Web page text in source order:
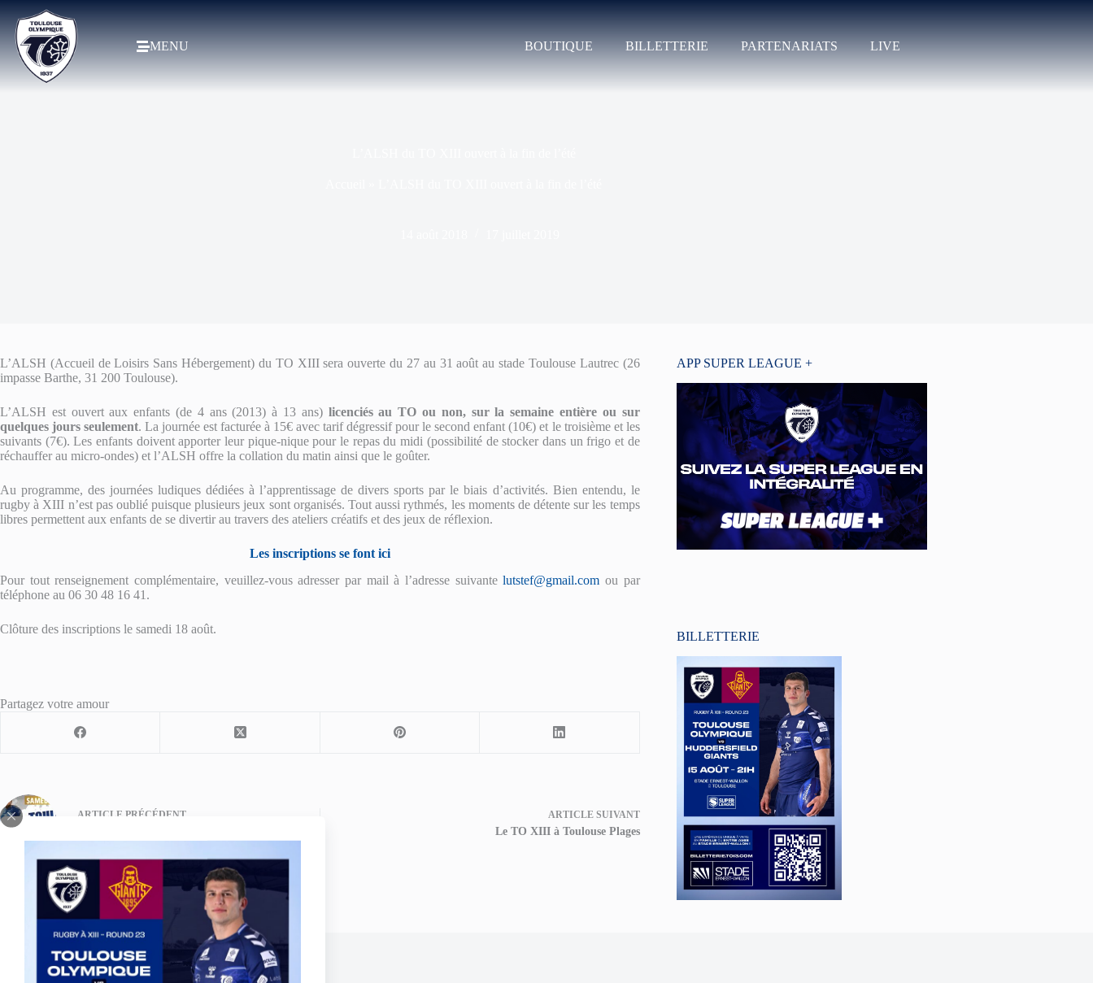
MENU BOUTIQUE BILLETTERIE PARTENARIATS LIVE
L’ALSH (Accueil de Loisirs Sans Hébergement) du TO XIII sera ouverte du 27 au 31 août au stade Toulouse Lautrec (26
impasse Barthe, 31 200 Toulouse).
L’ALSH est ouvert aux enfants (de 4 ans (2013) à 13 ans) licenciés au TO ou non, sur la semaine entière ou sur
quelques jours seulement. La journée est facturée à 15€ avec tarif dégressif pour le second enfant (10€) et le troisième et les
suivants (7€). Les enfants doivent apporter leur pique-nique pour le repas du midi (possibilité de stocker dans un frigo et de
réchauffer au micro-ondes) et l’ALSH offre la collation du matin ainsi que le goûter.
Au programme, des journées ludiques dédiées à l’apprentissage de divers sports par le biais d’activités. Bien entendu, le
rugby à XIII n’est pas oublié puisque plusieurs jeux sont organisés. Tout aussi rythmés, les moments de détente sur les temps
libres permettent aux enfants de se divertir au travers des ateliers créatifs et des jeux de réflexion.
Les inscriptions se font ici
Pour tout renseignement complémentaire, veuillez-vous adresser par mail à l’adresse suivantelutstef@gmail.com ou par
téléphone au 06 30 48 16 41.
Clôture des inscriptions le samedi 18 août.
Partagez votre amour
ARTICLE PRÉCÉDENT ARTICLESUIVANT
Le TO XIII à Toulouse Plages
APP SUPER LEAGUE +
BILLETTERIE
Publications similaires